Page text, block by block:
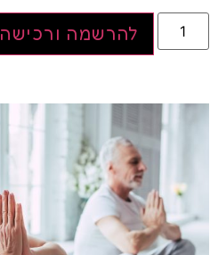
להרשמה ורכישה